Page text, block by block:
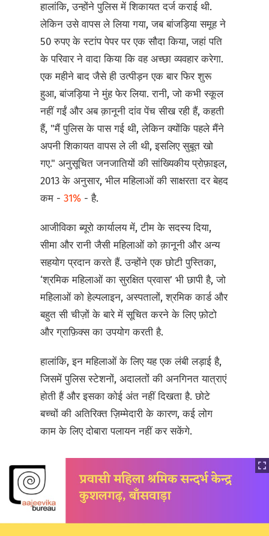
हालांकि, उन्होंने पुलिस में शिकायत दर्ज कराई थी.
लेकिन उसे वापस ले लिया गया, जब बांजड़िया समूह ने
50 रुपए के स्टांप पेपर पर एक सौदा किया, जहां पति
के परिवार ने वादा किया कि वह अच्छा व्यवहार करेगा.
एक महीने बाद जैसे ही उत्पीड़न एक बार फिर शुरू
हुआ, बांजड़िया ने मुंह फेर लिया. रानी, जो कभी स्कूल
नहीं गईं और अब क़ानूनी दांव पेंच सीख रही हैं, कहती
हैं, "मैं पुलिस के पास गई थी, लेकिन क्योंकि पहले मैंने
अपनी शिकायत वापस ले ली थी, इसलिए सुबूत खो
गए." अनुसूचित जनजातियों की सांख्यिकीय प्रोफ़ाइल,
2013 के अनुसार, भील महिलाओं की साक्षरता दर बेहद
कम -31% - है.
आजीविका ब्यूरो कार्यालय में, टीम के सदस्य दिया,
सीमा और रानी जैसी महिलाओं को क़ानूनी और अन्य
सहयोग प्रदान करते हैं. उन्होंने एक छोटी पुस्तिका,
‘श्रमिक महिलाओं का सुरक्षित प्रवास’ भी छापी है, जो
महिलाओं को हेल्पलाइन, अस्पतालों, श्रमिक कार्ड और
बहुत सी चीज़ों के बारे में सूचित करने के लिए फ़ोटो
और ग्राफ़िक्स का उपयोग करती है.
हालांकि, इन महिलाओं के लिए यह एक लंबी लड़ाई है,
जिसमें पुलिस स्टेशनों, अदालतों की अनगिनत यात्राएं
होती हैं और इसका कोई अंत नहीं दिखता है. छोटे
बच्चों की अतिरिक्त ज़िम्मेदारी के कारण, कई लोग
काम के लिए दोबारा पलायन नहीं कर सकेंगे.